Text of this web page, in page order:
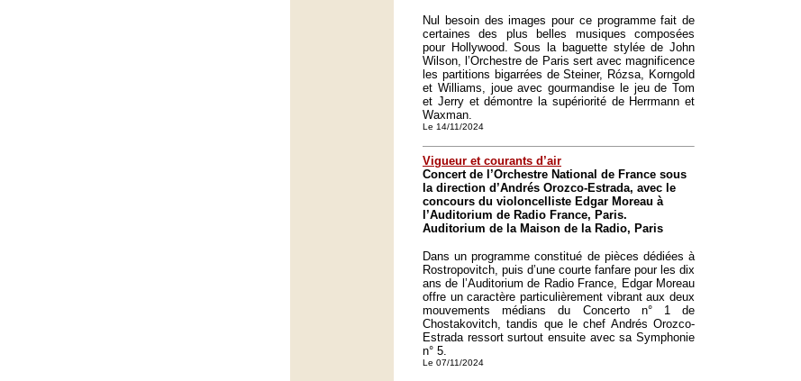
Nul besoin des images pour ce programme fait de
certaines des plus belles musiques composées
pour Hollywood. Sous la baguette stylée de John
Wilson, l’Orchestre de Paris sert avec magnificence
les partitions bigarrées de Steiner, Rózsa, Korngold
et Williams, joue avec gourmandise le jeu de Tom
et Jerry et démontre la supériorité de Herrmann et
Waxman.
Le 14/11/2024
Vigueur et courants d’air
Concert de l’Orchestre National de France sous
la direction d’Andrés Orozco-Estrada, avec le
concours du violoncelliste Edgar Moreau à
l’Auditorium de Radio France, Paris.
Auditorium de la Maison de la Radio, Paris
Dans un programme constitué de pièces dédiées à
Rostropovitch, puis d’une courte fanfare pour les dix
ans de l’Auditorium de Radio France, Edgar Moreau
offre un caractère particulièrement vibrant aux deux
mouvements médians du Concerto n° 1 de
Chostakovitch, tandis que le chef Andrés Orozco-
Estrada ressort surtout ensuite avec sa Symphonie
n° 5.
Le 07/11/2024